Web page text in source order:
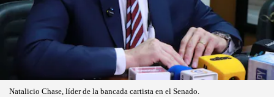
Natalicio Chase, líder de la bancada cartista en el Senado.